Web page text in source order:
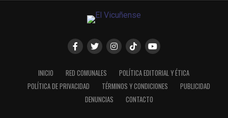
INICIO RED COMUNALES
POLÍTICA EDITORIAL Y ÉTICA
POLÍTICA DE PRIVACIDAD
TÉRMINOS Y CONDICIONES
PUBLICIDAD
DENUNCIAS
CONTACTO